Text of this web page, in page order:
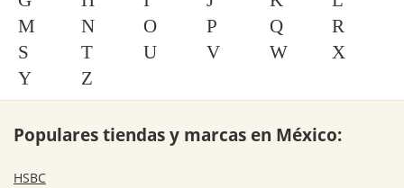
M
N O P Q
R
S
T U V W
X
Y
Z
Populares tiendas y marcas en México:
HSBC